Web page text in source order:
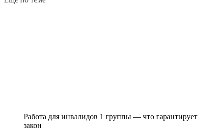
Работа для инвалидов 1 группы — что гарантирует
закон